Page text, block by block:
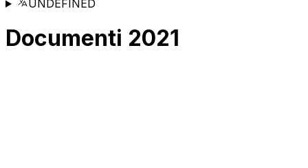
UNDEFINED
Documenti 2021